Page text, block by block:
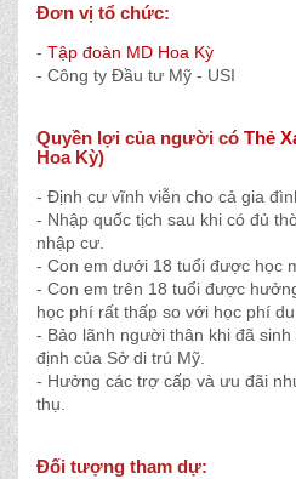
Đơn vị tổ chức:
- Tập đoàn MD Hoa Kỳ
- Công ty Đầu tư Mỹ - USI
Quyền lợi của người có Thẻ
Hoa Kỳ)
- Định cư vĩnh viễn cho cả gia
- Nhập quốc tịch sau khi có đủ
nhập cư.
- Con em dưới 18 tuổi được học
- Con em trên 18 tuổi được
học phí rất thấp so với học phí
- Bảo lãnh người thân khi đã
định của Sở di trú Mỹ.
- Hưởng các trợ cấp và ưu đãi
thụ.
Đối tượng tham dự: